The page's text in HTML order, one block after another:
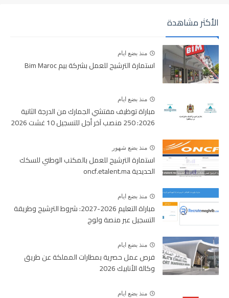
الأكثر مشاهدة
منذ بضع ايام
استمارة الترشيح للعمل بشركة بيم Bim Maroc
منذ بضع ايام
مباراة توظيف مفتشي الجمارك من الدرجة الثانية
2026: 250 منصب آخر أجل للتسجيل 10 غشت 2026
منذ بضع شهور
استمارة الترشيح للعمل بالمكتب الوطني للسكك
الحديدية oncf.etalent.ma
منذ بضع ايام
مباراة التعليم 2026-2027: شروط الترشيح وطريقة
التسجيل عبر منصة ولوج
منذ بضع ايام
فرص عمل حصرية بمطارات المملكة عن طريق
وكالة الأنابيك 2026
منذ بضع ايام